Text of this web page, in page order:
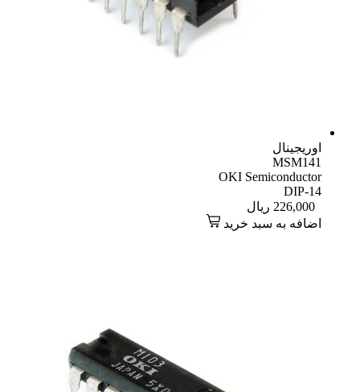
اوریجینال
MSM141
OKI Semiconductor
DIP-14
226,000 ریال
اضافه به سبد خرید